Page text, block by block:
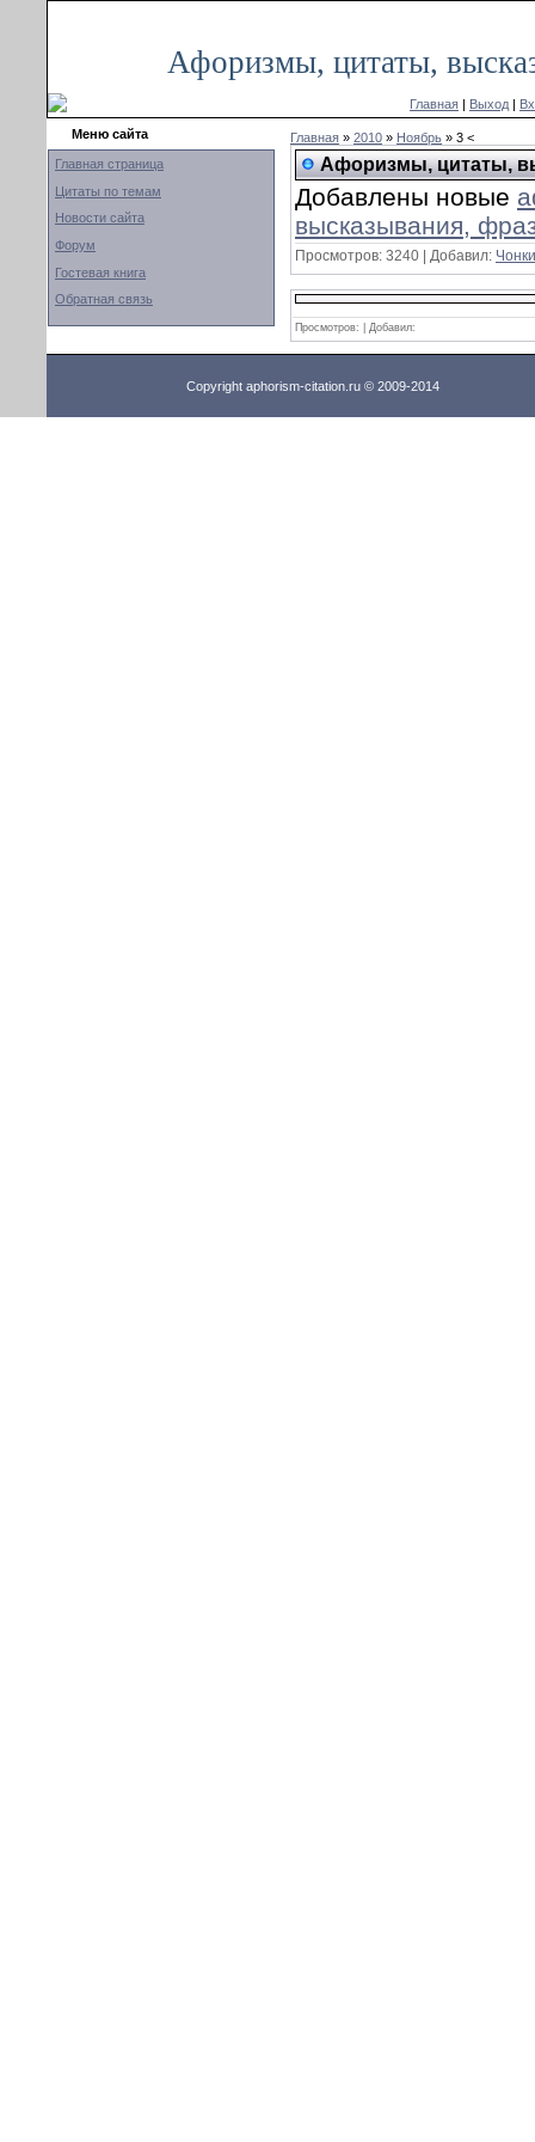
Афоризмы, цитаты,
Главная | Выход |
Меню сайта
Главная страница
Цитаты по темам
Новости сайта
Форум
Гостевая книга
Обратная связь
Главная » 2010 » Ноябрь » 3 <
Афоризмы, цитаты,
Добавлены новые
высказывания,
Просмотров: 3240 Добавил:
Просмотров: | Добавил:
Copyright aphorism-citation.ru © 2009-2014